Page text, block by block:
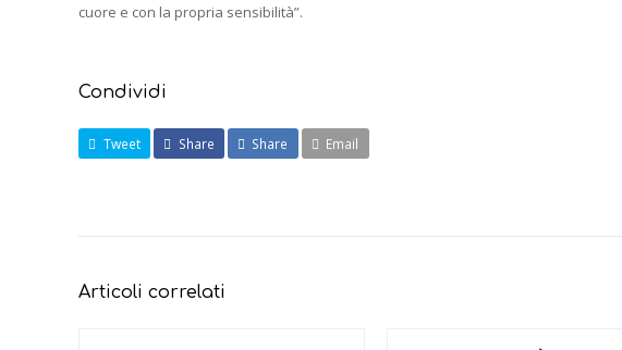
cuore e con la propria sensibilità”.
Condividi
Tweet Share Share Email
Articoli correlati